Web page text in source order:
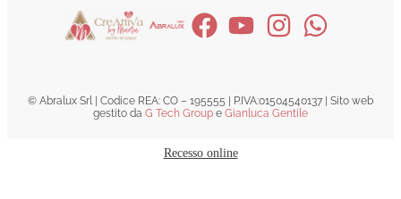
© Abralux Srl | Codice REA: CO – 195555 | P.IVA:01504540137 | Sito web
gestito da G Tech Group e Gianluca Gentile
Recesso online